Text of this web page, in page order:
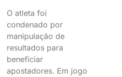
O atleta foi
condenado por
manipulação de
resultados para
beneficiar
apostadores. Em jogo